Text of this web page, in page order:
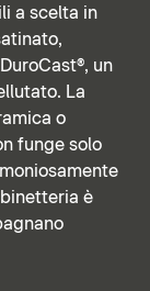
a scelta in
un
La
o
funge solo
è